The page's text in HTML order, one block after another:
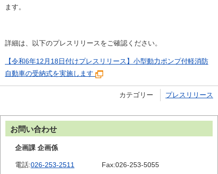
ます。
詳細は、以下のプレスリリースをご確認ください。
【令和6年12月18日付けプレスリリース】小型動力ポンプ付軽消防
自動車の受納式を実施します
カテゴリー プレスリリース
お問い合わせ
企画課 企画係
電話:026-253-2511 Fax:026-253-5055